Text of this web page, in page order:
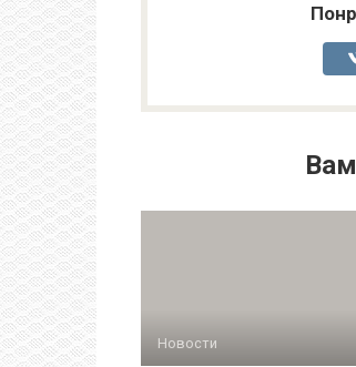
Новости